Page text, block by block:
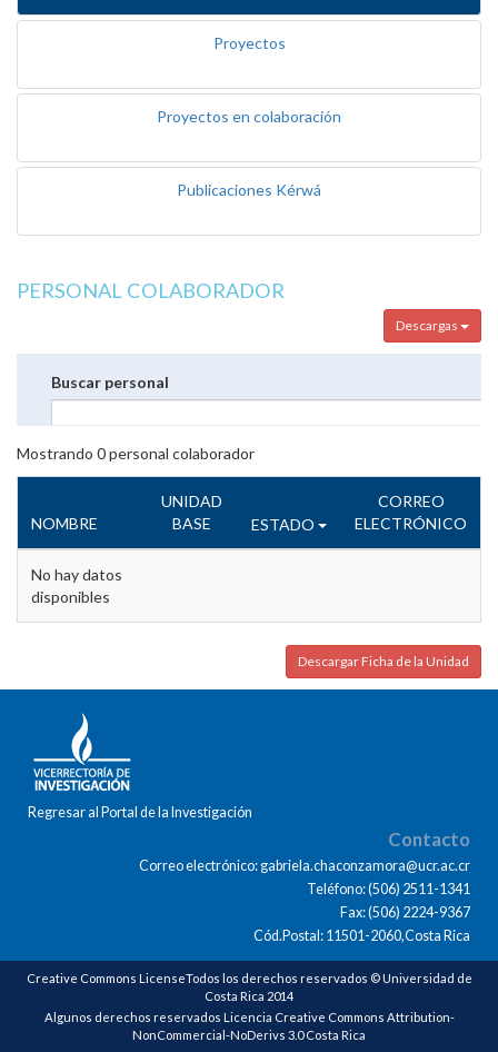
Proyectos
Proyectos en colaboración
Publicaciones Kérwá
PERSONAL COLABORADOR
Descargas
Buscar personal
Mostrando 0personal colaborador
NOMBRE
UNIDAD
BASE
ESTADO
CORREO
ELECTRÓNICO
No hay datos
disponibles
Descargar Ficha de la Unidad
Regresar al Portal de la Investigación
Contacto
Correo electrónico: gabriela.chaconzamora@ucr.ac.cr
Teléfono: (506) 2511-1341
Fax: (506) 2224-9367
Cód.Postal: 11501-2060,Costa Rica
Creative Commons LicenseTodos los derechos reservados © Universidad de
Costa Rica 2014
Algunos derechos reservados Licencia Creative Commons Attribution-
NonCommercial-NoDerivs 3.0 Costa Rica